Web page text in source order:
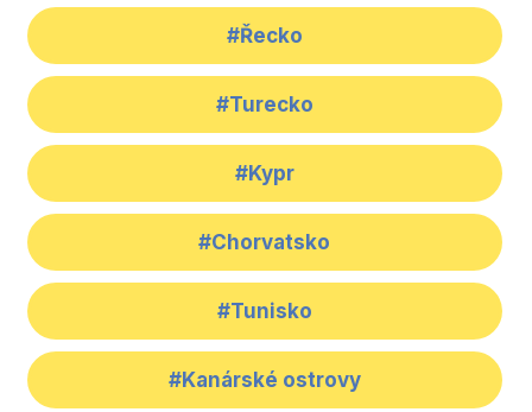
#Řecko
#Turecko
#Kypr
#Chorvatsko
#Tunisko
#Kanárské ostrovy